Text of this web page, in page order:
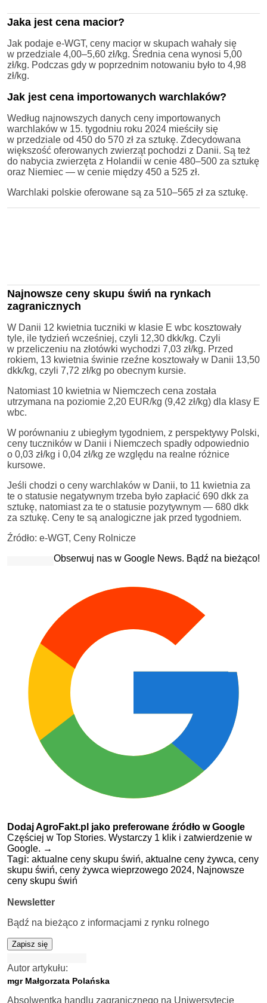
Jaka jest cena macior?
Jak podaje e-WGT, ceny macior w skupach wahały się
w przedziale 4,00–5,60 zł/kg. Średnia cena wynosi 5,00
zł/kg. Podczas gdy w poprzednim notowaniu było to 4,98
zł/kg.
Jak jest cena importowanych warchlaków?
Według najnowszych danych ceny importowanych
warchlaków w 15. tygodniu roku 2024 mieściły się
w przedziale od 450 do 570 zł za sztukę. Zdecydowana
większość oferowanych zwierząt pochodzi z Danii. Są też
do nabycia zwierzęta z Holandii w cenie 480–500 za sztukę
oraz Niemiec — w cenie między 450 a 525 zł.
Warchlaki polskie oferowane są za 510–565 zł za sztukę.
Najnowsze ceny skupu świń na rynkach
zagranicznych
W Danii 12 kwietnia tuczniki w klasie E wbc kosztowały
tyle, ile tydzień wcześniej, czyli 12,30 dkk/kg. Czyli
w przeliczeniu na złotówki wychodzi 7,03 zł/kg. Przed
rokiem, 13 kwietnia świnie rzeźne kosztowały w Danii 13,50
dkk/kg, czyli 7,72 zł/kg po obecnym kursie.
Natomiast 10 kwietnia w Niemczech cena została
utrzymana na poziomie 2,20 EUR/kg (9,42 zł/kg) dla klasy E
wbc.
W porównaniu z ubiegłym tygodniem, z perspektywy Polski,
ceny tuczników w Danii i Niemczech spadły odpowiednio
o 0,03 zł/kg i 0,04 zł/kg ze względu na realne różnice
kursowe.
Jeśli chodzi o ceny warchlaków w Danii, to 11 kwietnia za
te o statusie negatywnym trzeba było zapłacić 690 dkk za
sztukę, natomiast za te o statusie pozytywnym — 680 dkk
za sztukę. Ceny te są analogiczne jak przed tygodniem.
Źródło: e-WGT, Ceny Rolnicze
Obserwuj nas w Google News. Bądź na bieżąco!
Dodaj AgroFakt.pl jako preferowane źródło w Google
Częściej w Top Stories. Wystarczy 1 klik i zatwierdzenie w
Google. →
Tagi: aktualne ceny skupu świń, aktualne ceny żywca, ceny
skupu świń, ceny żywca wieprzowego 2024, Najnowsze
ceny skupu świń
Newsletter
Bądź na bieżąco z informacjami z rynku rolnego
Zapisz się
Autor artykułu:
mgr Małgorzata Polańska
Absolwentka handlu zagranicznego na Uniwersytecie